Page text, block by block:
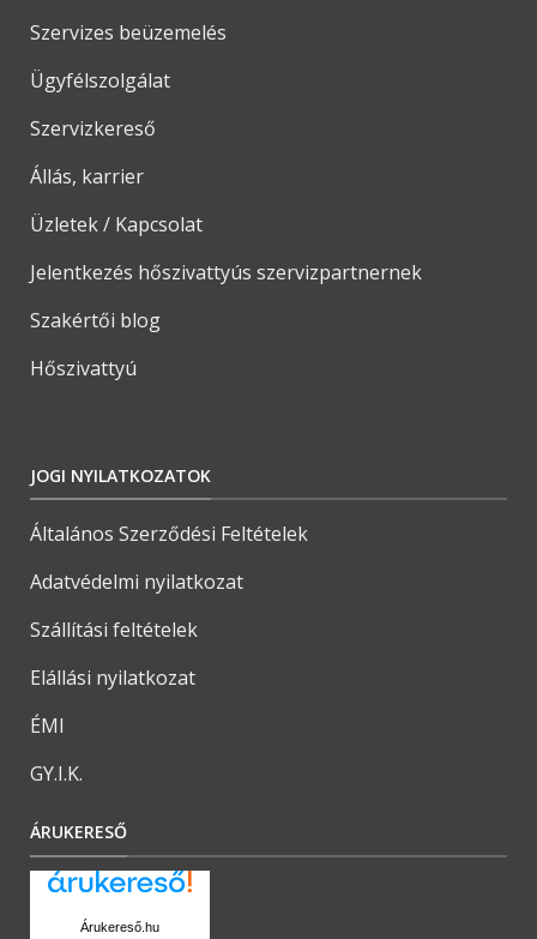
Szervizes beüzemelés
Ügyfélszolgálat
Szervizkereső
Állás, karrier
Üzletek / Kapcsolat
Jelentkezés hőszivattyús szervizpartnernek
Szakértői blog
Hőszivattyú
JOGI NYILATKOZATOK
Általános Szerződési Feltételek
Adatvédelmi nyilatkozat
Szállítási feltételek
Elállási nyilatkozat
ÉMI
GY.I.K.
ÁRUKERESŐ
Árukereső.hu